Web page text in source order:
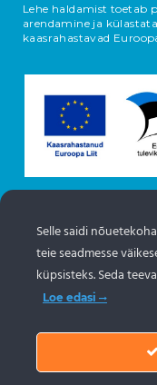
Lehe haldamist toetab
arendamine ja
kaasrahastavad
Objektide info
www.puhkaeestis.ee
Selle saidi
teie seadmesse
küpsisteks. Seda
Loe edasi